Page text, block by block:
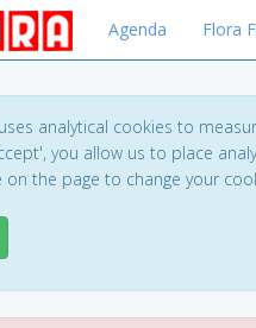
Agenda Flora
analytical cookies to
you allow us to place
on the page to change your